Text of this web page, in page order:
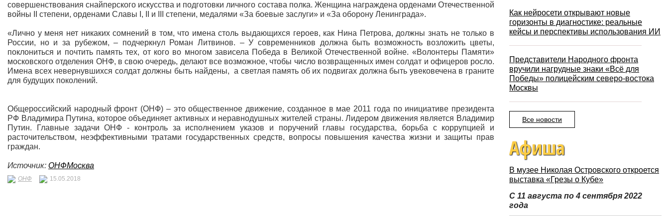
совершенствования снайперского искусства и подготовки личного состава полка. Женщина награждена орденами Отечественной
войны II степени, орденами Славы I, II и III степени, медалями «За боевые заслуги» и «За оборону Ленинграда».
«Лично у меня нет никаких сомнений в том, что имена столь выдающихся героев, как Нина Петрова, должны знать не только в
России, но и за рубежом, – подчеркнул Роман Литвинов. – У современников должна быть возможность возложить цветы,
поклониться и почтить память тех, от кого во многом зависела Победа в Великой Отечественной войне. «Волонтеры Памяти»
московского отделения ОНФ, в свою очередь, делают все возможное, чтобы число возвращенных имен солдат и офицеров росло.
Имена всех невернувшихся солдат должны быть найдены, а светлая память об их подвигах должна быть увековечена в граните
для будущих поколений.
Общероссийский народный фронт (ОНФ) – это общественное движение, созданное в мае 2011 года по инициативе президента
РФ Владимира Путина, которое объединяет активных и неравнодушных жителей страны. Лидером движения является Владимир
Путин. Главные задачи ОНФ - контроль за исполнением указов и поручений главы государства, борьба с коррупцией и
расточительством, неэффективными тратами государственных средств, вопросы повышения качества жизни и защиты прав
граждан.
Источник: ОНФМосква
ОНФ 15.05.2018
Как нейросети открывают новые
горизонты в диагностике: реальные
кейсы и перспективы использования ИИ
Представители Народного фронта
вручили нагрудные знаки «Всё для
Победы» полицейским северо-востока
Москвы
Все новости
Афиша
В музее Николая Островского откроется
выставка «Грезы о Кубе»
С 11 августа по 4 сентября 2022
года